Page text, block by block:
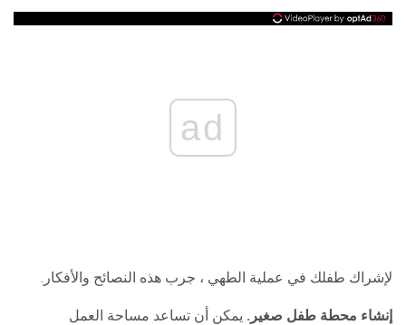
ad
لإشراك طفلك في عملية الطهي ، جرب هذه النصائح والأفكار.
إنشاء محطة طفل صغير. يمكن أن تساعد مساحة العمل